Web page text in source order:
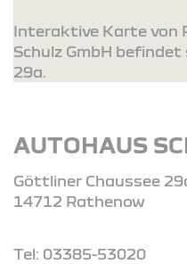
Interaktive Karte von
Schulz GmbH
29a.
AUTOHAUS
Göttliner Chaussee
14712 Rathenow
Tel: 03385-53020